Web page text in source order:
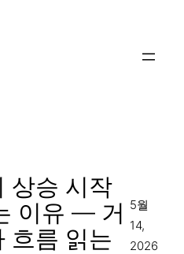
상승 시작
이유 — 거
흐름 읽는
5월
14,
2026